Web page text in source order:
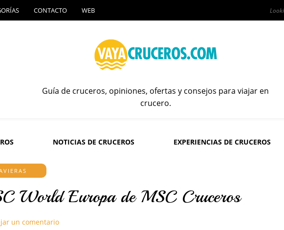
CONTACTO WEB
Guía de cruceros, opiniones, ofertas y consejos para viajar en
crucero.
NOTICIAS DE CRUCEROS EXPERIENCIAS DE CRUCEROS
World Europa de MSC Cruceros
un comentario